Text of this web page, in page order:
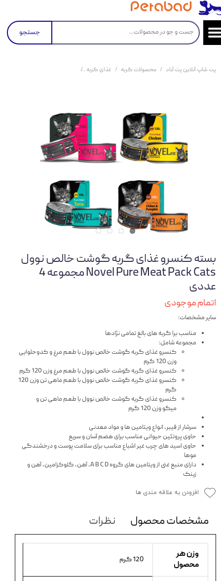
جستجو
پت شاپ آنلاین پت آباد محصولات گربه غذای گربه
بسته کنسرو غذای گربه گوشت خالص نوول
Novel Pure Meat Pack Cats مجموعه 4
عددی
اتمام موجودی
سایر مشخصات:
مناسب برا گربه های بالغ تمامی نژادها
مجموعه شامل:
کنسرو غذای گربه گوشت خالص نوول با طعم مرغ و کدوحلوایی
وزن 120 گرم
کنسرو غذای گربه گوشت خالص نوول با طعم مرغ وزن 120 گرم
کنسرو غذای گربه گوشت خالص نوول با طعم ماهی تن وزن 120
گرم
کنسرو غذای گربه گوشت خالص نوول با طعم ماهی تن و
میگو وزن 120 گرم
سرشار از فیبر، انواع ویتامین ها و مواد معدنی
حاوی پروتئین حیوانی مناسب برای هضم آسان و سریع
حاوی اسید های چرب غیر اشباع مناسب برای سلامت پوست و درخشندگی
موها
دارای منبع غنی از ویتامین های گروه A B C D، آهن، گلوکزامین، آهن و
زینک
افزودن به علاقه مندی ها
مشخصات محصول نظرات
وزن هر
محصول
120 گرم